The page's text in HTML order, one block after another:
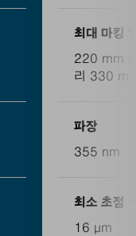
최대 마킹
220 mm
리 330
파장
355 nm
최소 초점
16 μm